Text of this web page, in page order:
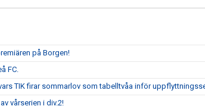
på Borgen!
FC.
TIK firar sommarlov som tabelltvåa inför
vårserien i div.2!